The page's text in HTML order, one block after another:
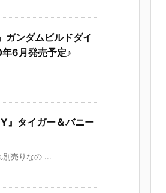
ガンダムビルドダイ
6月発売予定♪
』タイガー＆バニー
別売りなの ...